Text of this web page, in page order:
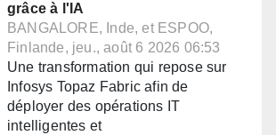
grâce à l'IA
BANGALORE, Inde, et ESPOO,
Finlande, jeu., août 6 2026 06:53
Une transformation qui repose sur
Infosys Topaz Fabric afin de
déployer des opérations IT
intelligentes et